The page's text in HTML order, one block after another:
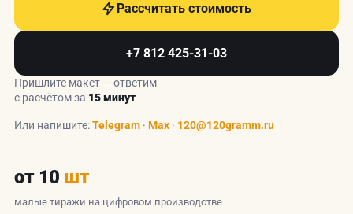
Рассчитать стоимость
+7 812 425-31-03
Пришлите макет — ответим
с расчётом за 15 минут
Или напишите:Telegram · Max · 120@120gramm.ru
от 10 шт
малые тиражи на цифровом производстве